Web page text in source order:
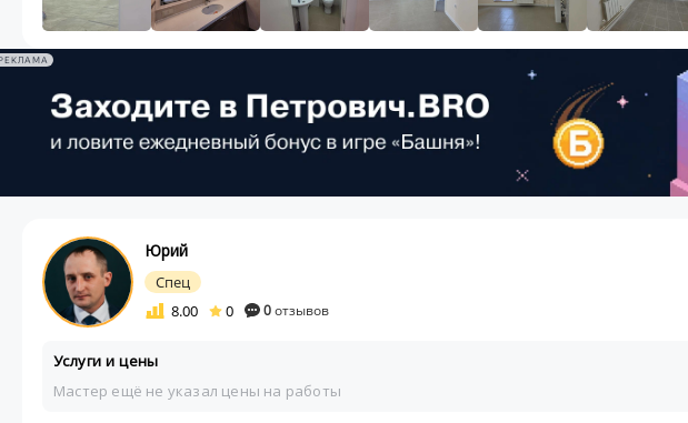
Юрий
Спец
8.00
0 0отзывов
Услуги и цены
Мастер ещё не указал цены на работы